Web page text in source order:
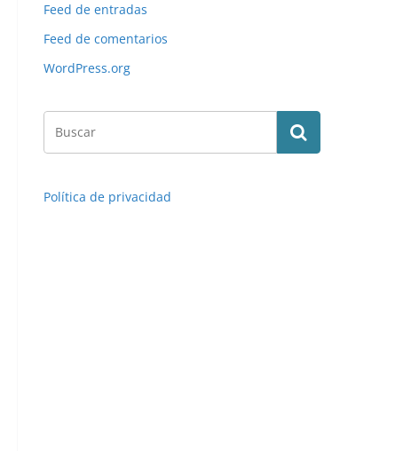
Feed de entradas
Feed de comentarios
WordPress.org
Política de privacidad